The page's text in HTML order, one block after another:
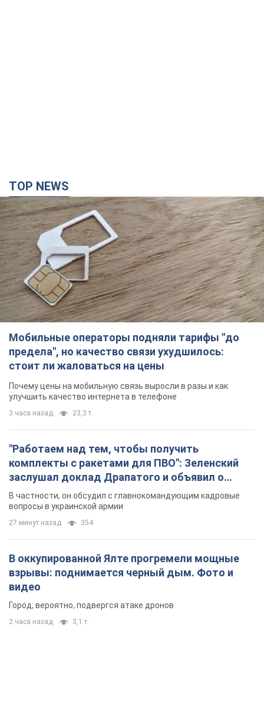
TOP NEWS
Мобильные операторы подняли тарифы "до
предела", но качество связи ухудшилось:
стоит ли жаловаться на цены
Почему цены на мобильную связь выросли в разы и как
улучшить качество интернета в телефоне
3 часа назад 23,3 т.
"Работаем над тем, чтобы получить
комплекты с ракетами для ПВО": Зеленский
заслушал доклад Драпатого и объявил о
новых мерах
В частности, он обсудил с главнокомандующим кадровые
вопросы в украинской армии
27 минут назад 354
В оккупированной Ялте прогремели мощные
взрывы: поднимается черный дым. Фото и
видео
Город, вероятно, подвергся атаке дронов
2 часа назад 3,1 т.